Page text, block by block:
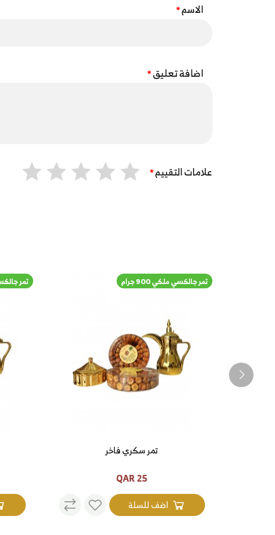
الاسم
اضافة تعليق
علامات التقييم
تمر جالكسي ملكي 900 جرام
تمر سكري فاخر
25 QAR
اضف للسلة
تمر جالكسي